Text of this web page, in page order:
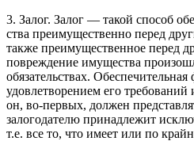
3. Залог. Залог — такой способ
ства преимущественно перед
также преимущественное перед
поврежде­ние имущества
обязательствах.
удовлетворением его
он, во-первых, должен
залогодателю принадлежит
т.е. все то, что имеет или по